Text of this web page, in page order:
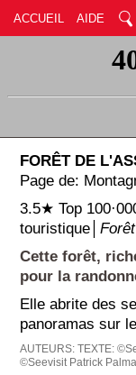
ACCUEIL AIDE
FORÊT DE
Page de:
3.5★ Top
touristique│
Cette forêt,
pour la
Elle abrite des
panoramas sur
AUTEURS:TEXTE:
©Seevisit Patrick